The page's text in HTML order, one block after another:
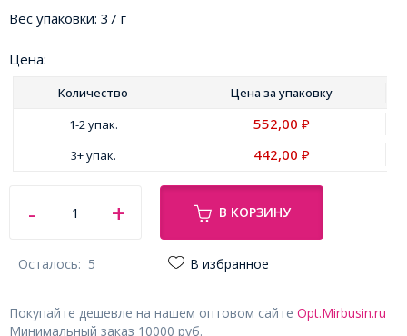
Вес упаковки: 37 г
Цена:
Количество Цена за упаковку
1-2 упак.
552,00 ₽
3+ упак. 442,00 ₽
В КОРЗИНУ
Осталось: 5 В избранное
Покупайте дешевле на нашем оптовом сайте Opt.Mirbusin.ru
Минимальный заказ 10000 руб.